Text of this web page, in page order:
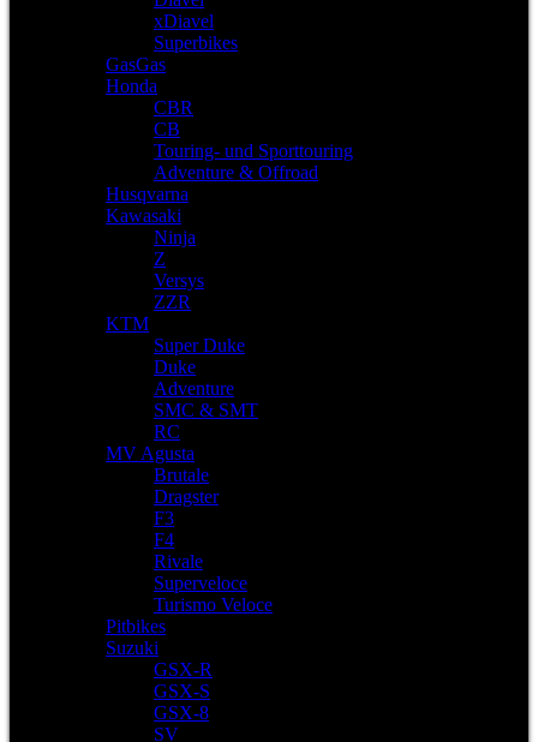
xDiavel
Superbikes
GasGas
Honda
CBR
CB
Touring- und Sporttouring
Adventure & Offroad
Husqvarna
Kawasaki
Ninja
Z
Versys
ZZR
KTM
Super Duke
Duke
Adventure
SMC & SMT
RC
MV Agusta
Brutale
Dragster
F3
F4
Rivale
Superveloce
Turismo Veloce
Pitbikes
Suzuki
GSX-R
GSX-S
GSX-8
SV